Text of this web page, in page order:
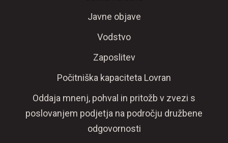
Javne objave
Vodstvo
Zaposlitev
Počitniška kapaciteta Lovran
Oddaja mnenj, pohval in pritožb v zvezi s
poslovanjem podjetja na področju družbene
odgovornosti